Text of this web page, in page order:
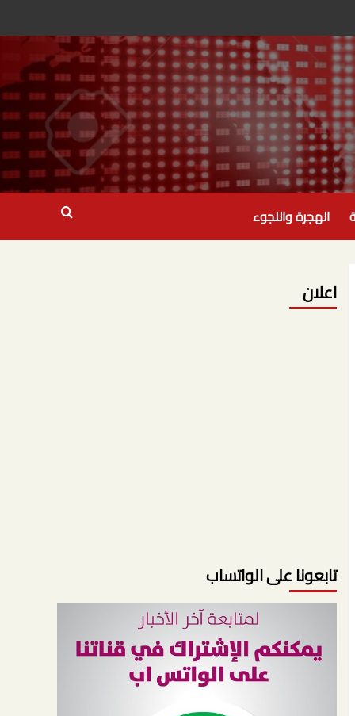
الهجرة واللجوء
اعلان
تابعونا على الواتساب